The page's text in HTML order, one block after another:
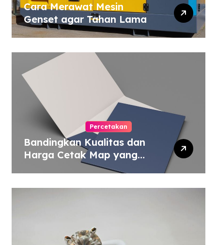
Cara Merawat Mesin
Genset agar Tahan Lama
Percetakan
Bandingkan Kualitas dan
Harga Cetak Map yang
Murah atau Mahal